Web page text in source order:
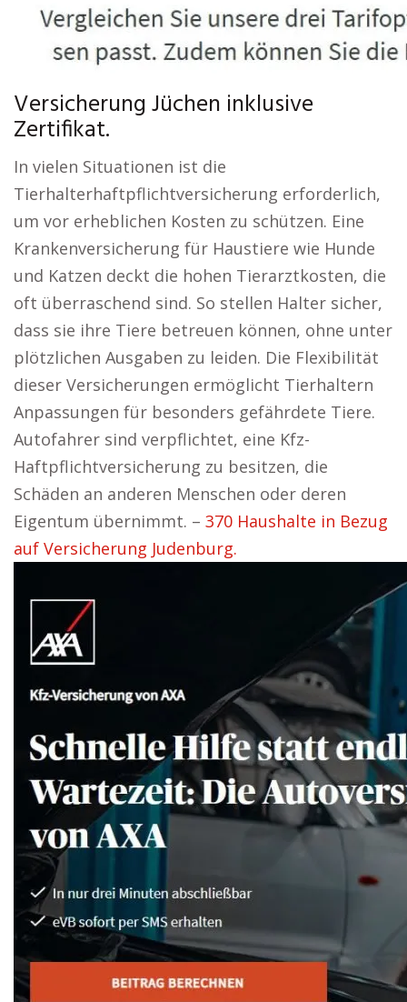
Versicherung Jüchen inklusive
Zertifikat.
In vielen Situationen ist die
Tierhalterhaftpflichtversicherung erforderlich,
um vor erheblichen Kosten zu schützen. Eine
Krankenversicherung für Haustiere wie Hunde
und Katzen deckt die hohen Tierarztkosten, die
oft überraschend sind. So stellen Halter sicher,
dass sie ihre Tiere betreuen können, ohne unter
plötzlichen Ausgaben zu leiden. Die Flexibilität
dieser Versicherungen ermöglicht Tierhaltern
Anpassungen für besonders gefährdete Tiere.
Autofahrer sind verpflichtet, eine Kfz-
Haftpflichtversicherung zu besitzen, die
Schäden an anderen Menschen oder deren
Eigentum übernimmt. – 370 Haushalte in Bezug
auf Versicherung Judenburg.